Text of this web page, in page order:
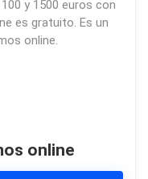
y 1500 euros con
es gratuito. Es un
online.
online